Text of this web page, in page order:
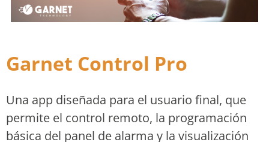
Garnet Control Pro
Una app diseñada para el usuario final, que
permite el control remoto, la programación
básica del panel de alarma y la visualización